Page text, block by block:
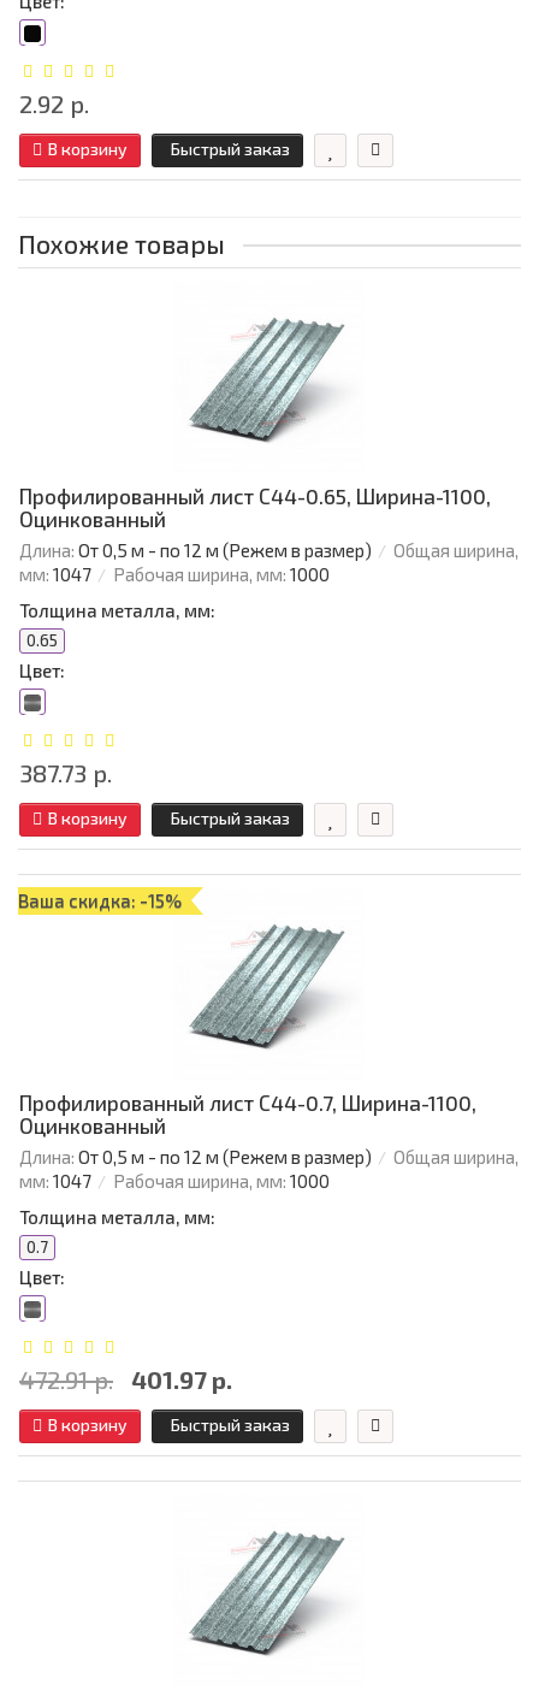
2.92 р.
В корзину Быстрый заказ
Похожие товары
Профилированный лист С44-0.65, Ширина-1100,
Оцинкованный
Длина: От 0,5 м - по 12 м (Режем в размер)
Общая ширина,
мм: 1047 Рабочая ширина, мм: 1000
Толщина металла, мм:
0.65
Цвет:
387.73 р.
В корзину Быстрый заказ
Ваша скидка: -15%
Профилированный лист С44-0.7, Ширина-1100,
Оцинкованный
Длина: От 0,5 м - по 12 м (Режем в размер)
Общая ширина,
мм: 1047 Рабочая ширина, мм: 1000
Толщина металла, мм:
0.7
Цвет:
472.91 р. 401.97 р.
В корзину Быстрый заказ